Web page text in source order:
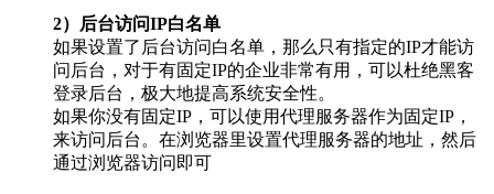
2）后台访问IP白名单
如果设置了后台访问白名单，那么只有指定的IP才能访
问后台，对于有固定IP的企业非常有用，可以杜绝黑客
登录后台，极大地提高系统安全性。
如果你没有固定IP，可以使用代理服务器作为固定IP，
来访问后台。在浏览器里设置代理服务器的地址，然后
通过浏览器访问即可